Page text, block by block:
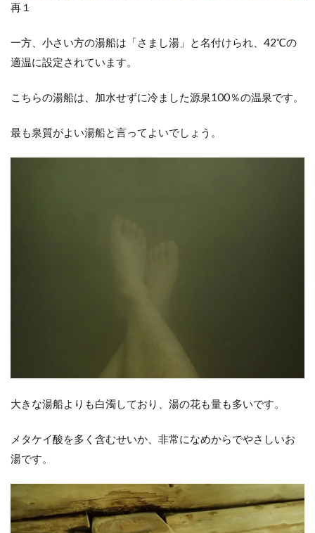
再１
一方、小さい方の湯船は「さまし湯」と名付けられ、42℃の
適温に設定されています。
こちらの湯船は、加水せずに冷ました源泉100％の温泉です。
最も泉質がよい湯船と言ってよいでしょう。
大きな湯船よりも白濁しており、湯の花も量も多いです。
メタケイ酸を多く含むせいか、非常になめからでやさしいお
湯です。